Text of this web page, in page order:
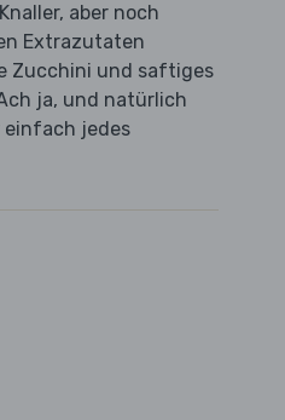
aber noch
Extrazutaten
Zucchini und saftiges
ja, und natürlich
einfach jedes